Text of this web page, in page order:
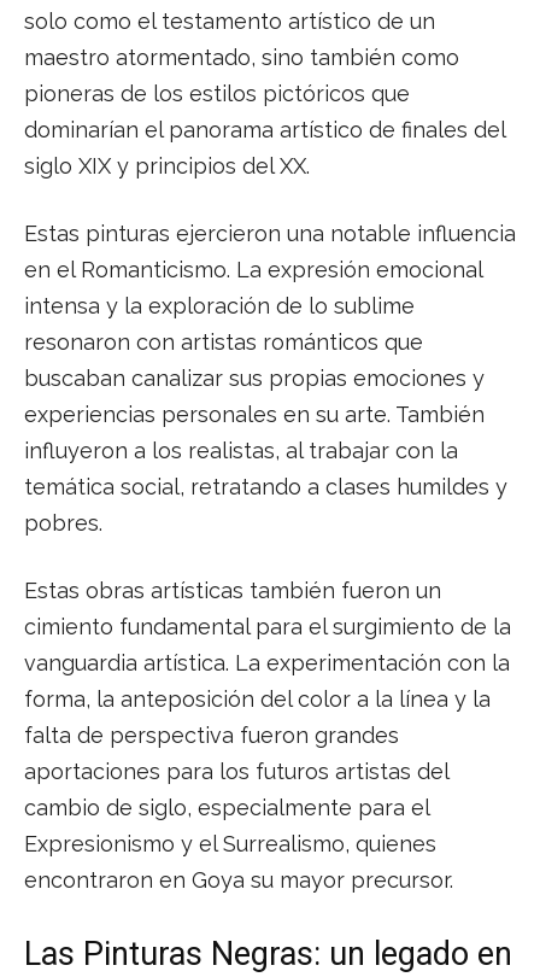
solo como el testamento artístico de un
maestro atormentado, sino también como
pioneras de los estilos pictóricos que
dominarían el panorama artístico de finales del
siglo XIX y principios del XX.
Estas pinturas ejercieron una notable influencia
en el Romanticismo. La expresión emocional
intensa y la exploración de lo sublime
resonaron con artistas románticos que
buscaban canalizar sus propias emociones y
experiencias personales en su arte. También
influyeron a los realistas, al trabajar con la
temática social, retratando a clases humildes y
pobres.
Estas obras artísticas también fueron un
cimiento fundamental para el surgimiento de la
vanguardia artística. La experimentación con la
forma, la anteposición del color a la línea y la
falta de perspectiva fueron grandes
aportaciones para los futuros artistas del
cambio de siglo, especialmente para el
Expresionismo y el Surrealismo, quienes
encontraron en Goya su mayor precursor.
Las Pinturas Negras: un legado en